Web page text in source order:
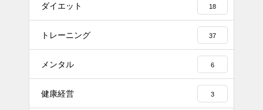
ダイエット 18
トレーニング 37
メンタル 6
健康経営 3